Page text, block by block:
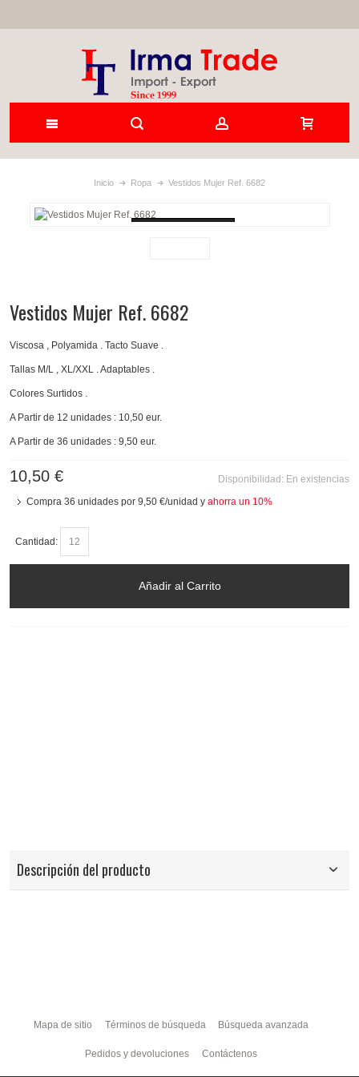
Inicio Ropa Vestidos Mujer Ref. 6682
Vestidos Mujer Ref. 6682
Viscosa , Polyamida . Tacto Suave .
Tallas M/L , XL/XXL . Adaptables .
Colores Surtidos .
A Partir de 12 unidades : 10,50 eur.
A Partir de 36 unidades : 9,50 eur.
Disponibilidad: En existencias
10,50 €
Compra 36 unidades por 9,50 €/unidad y ahorra un 10%
Cantidad:
Añadir al Carrito
Descripción del producto
Mapa de sitio Términos de búsqueda Búsqueda avanzada
Pedidos y devoluciones Contáctenos